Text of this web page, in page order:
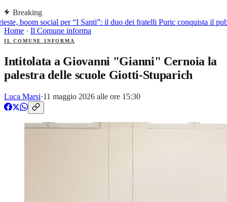
Breaking
boom social per “I Santi”: il duo dei fratelli Puric conquista il
Home · Il Comune informa
IL COMUNE INFORMA
Intitolata a Giovanni "Gianni" Cernoia la
palestra delle scuole Giotti-Stuparich
Luca Marsi·11 maggio 2026 alle ore 15:30